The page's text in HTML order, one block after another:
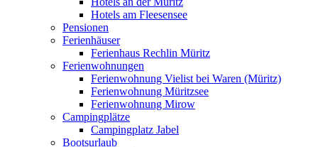
Hotels am Fleesensee
Pensionen
Ferienhäuser
Ferienhaus Rechlin Müritz
Ferienwohnungen
Ferienwohnung Vielist bei Waren (Müritz)
Ferienwohnung Müritzsee
Ferienwohnung Mirow
Campingplätze
Campingplatz Jabel
Bootsurlaub